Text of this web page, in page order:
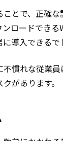
とで、正確な
ロードでき
導入できるで
慣れな従業
があります。